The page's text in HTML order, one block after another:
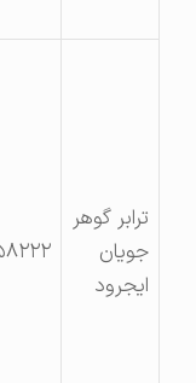
ترابر گوهر
جویان
ایجرود